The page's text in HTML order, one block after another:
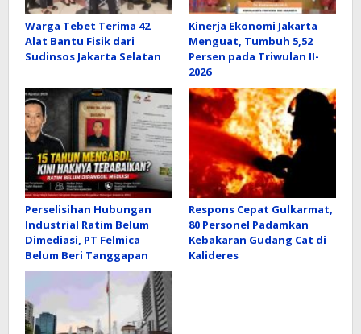
Warga Tebet Terima 42
Alat Bantu Fisik dari
Sudinsos Jakarta Selatan
Kinerja Ekonomi Jakarta
Menguat, Tumbuh 5,52
Persen pada Triwulan II-
2026
Perselisihan Hubungan
Industrial Ratim Belum
Dimediasi, PT Felmica
Belum Beri Tanggapan
Respons Cepat Gulkarmat,
80 Personel Padamkan
Kebakaran Gudang Cat di
Kalideres